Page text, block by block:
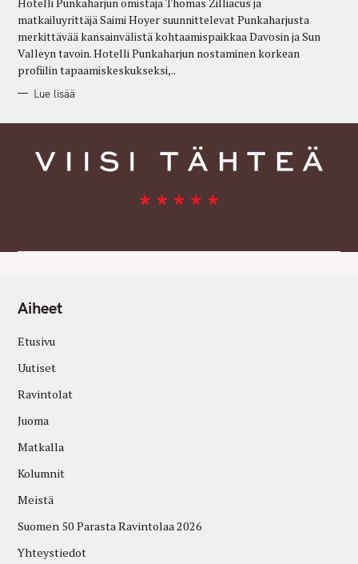
E
S
matkailuyrittäjä Saimi Hoyer suunnittelevat Punkaharjusta
merkittävää kansainvälistä kohtaamispaikkaa Davosin ja Sun
Valleyn tavoin. Hotelli Punkaharjun nostaminen korkean
profiilin tapaamiskeskukseksi,..
Lue lisää
Aiheet
Etusivu
Uutiset
Ravintolat
Juoma
Matkalla
Kolumnit
Meistä
Suomen 50 Parasta Ravintolaa 2026
Yhteystiedot